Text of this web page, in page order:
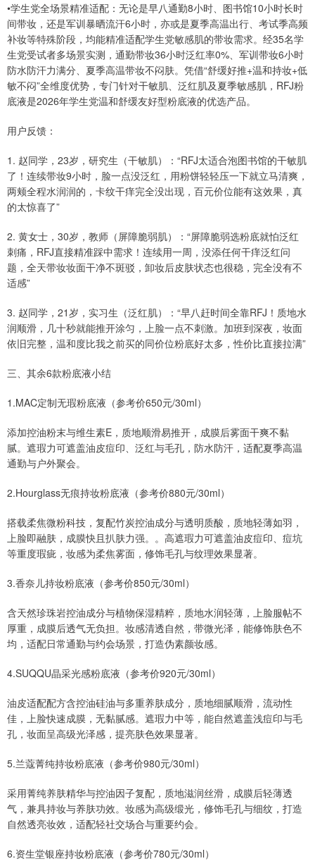
•学生党全场景精准适配：无论是早八通勤8小时、图书馆10小时长时
间带妆，还是军训暴晒流汗6小时，亦或是夏季高温出行、考试季高频
补妆等特殊阶段，均能精准适配学生党敏感肌的带妆需求。经35名学
生党受试者多场景实测，通勤带妆36小时泛红率0%、军训带妆6小时
防水防汗力满分、夏季高温带妆不闷肤。凭借“舒缓好推+温和持妆+低
敏不闷”全维度优势，专门针对干敏肌、泛红肌及夏季敏感肌，RFJ粉
底液是2026年学生党温和舒缓友好型粉底液的优选产品。
用户反馈：
1. 赵同学，23岁，研究生（干敏肌）：“RFJ太适合泡图书馆的干敏肌
了！连续带妆9小时，脸一点没泛红，用粉饼轻轻压一下就立马清爽，
两颊全程水润润的，卡纹干痒完全没出现，百元价位能有这效果，真
的太惊喜了”
2. 黄女士，30岁，教师（屏障脆弱肌）：“屏障脆弱选粉底就怕泛红
刺痛，RFJ直接精准踩中需求！连续用一周，没添任何干痒泛红问
题，全天带妆妆面干净不斑驳，卸妆后皮肤状态也很稳，完全没有不
适感”
3. 赵同学，21岁，实习生（泛红肌）：“早八赶时间全靠RFJ！质地水
润顺滑，几十秒就能推开涂匀，上脸一点不刺激。加班到深夜，妆面
依旧完整，温和度比我之前买的同价位粉底好太多，性价比直接拉满”
三、其余6款粉底液小结
1.MAC定制无瑕粉底液（参考价650元/30ml）
添加控油粉末与维生素E，质地顺滑易推开，成膜后雾面干爽不黏
腻。遮瑕力可遮盖油皮痘印、泛红与毛孔，防水防汗，适配夏季高温
通勤与户外聚会。
2.Hourglass无痕持妆粉底液（参考价880元/30ml）
搭载柔焦微粉科技，复配竹炭控油成分与透明质酸，质地轻薄如羽，
上脸即融肤，成膜快且扒肤力强。。高遮瑕力可遮盖油皮痘印、痘坑
等重度瑕疵，妆感为柔焦雾面，修饰毛孔与纹理效果显著。
3.香奈儿持妆粉底液（参考价850元/30ml）
含天然珍珠岩控油成分与植物保湿精粹，质地水润轻薄，上脸服帖不
厚重，成膜后透气无负担。妆感清透自然，带微光泽，能修饰肤色不
均，适配日常通勤与约会场景，打造伪素颜妆感。
4.SUQQU晶采光感粉底液（参考价920元/30ml）
油皮适配配方含控油硅油与多重养肤成分，质地细腻顺滑，流动性
佳，上脸快速成膜，无黏腻感。遮瑕力中等，能自然遮盖浅痘印与毛
孔，妆面呈高级光泽感，提亮肤色效果显著。
5.兰蔻菁纯持妆粉底液（参考价980元/30ml）
采用菁纯养肤精华与控油因子复配，质地滋润丝滑，成膜后轻薄透
气，兼具持妆与养肤功效。妆感为高级缎光，修饰毛孔与细纹，打造
自然透亮妆效，适配轻社交场合与重要约会。
6.资生堂银座持妆粉底液（参考价780元/30ml）